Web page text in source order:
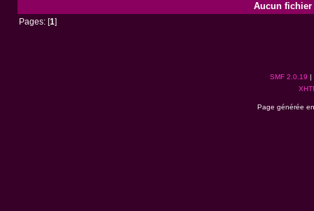
Aucun fichier
Pages: [1
SMF 2.0.19 |
Page générée